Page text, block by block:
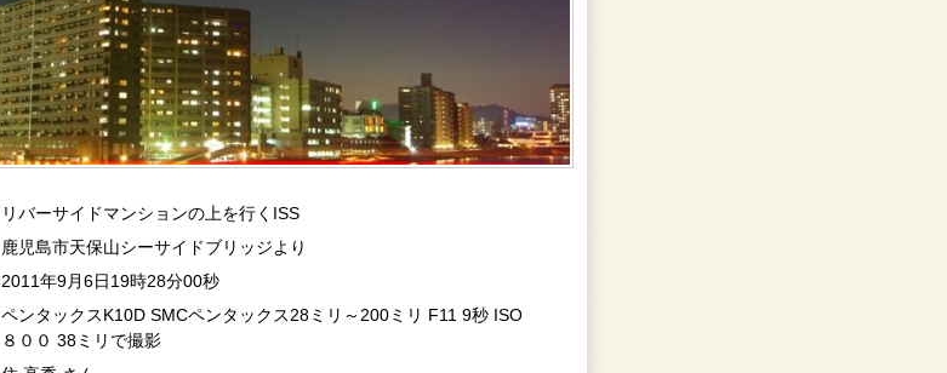
リバーサイドマンションの上を行くISS
鹿児島市天保山シーサイドブリッジより
2011年9月6日19時28分00秒
ペンタックスK10D SMCペンタックス28ミリ～200ミリ F11 9秒 ISO
８００ 38ミリで撮影